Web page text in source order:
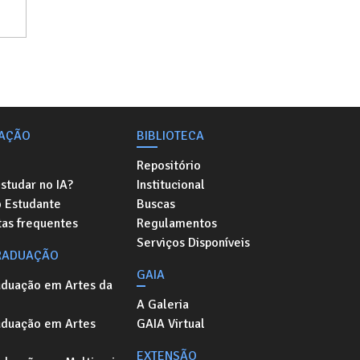
no IA?
Estudante
frequentes
em Artes da
em Artes
BIBLIOTECA
Repositório
Institucional
Buscas
Regulamentos
Serviços Disponíveis
GAIA
A Galeria
GAIA Virtual
EXTENSÃO